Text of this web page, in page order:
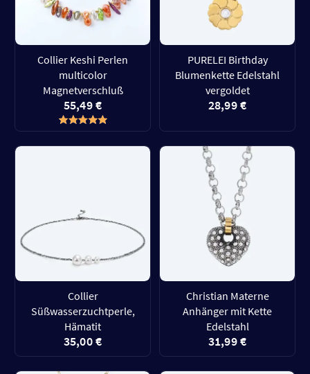
Collier Keshi Perlen
multicolor
Magnetverschluß
55,49 €
PURELEI Birthday
Blumenkette Edelstahl
vergoldet
28,99 €
Collier
Süßwasserzuchtperle,
Hämatit
35,00 €
Christian Materne
Anhänger mit Kette
Edelstahl
31,99 €